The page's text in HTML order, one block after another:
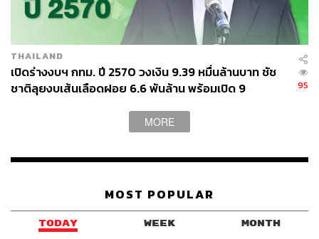
THAILAND
เปิดร่างงบฯ กทม. ปี 2570 วงเงิน 9.39 หมื่นล้านบาท ชัช
ชาติลุยงบเส้นเลือดฝอย 6.6 พันล้าน พร้อมเปิด 9
95
MORE
MOST POPULAR
TODAY WEEK MONTH